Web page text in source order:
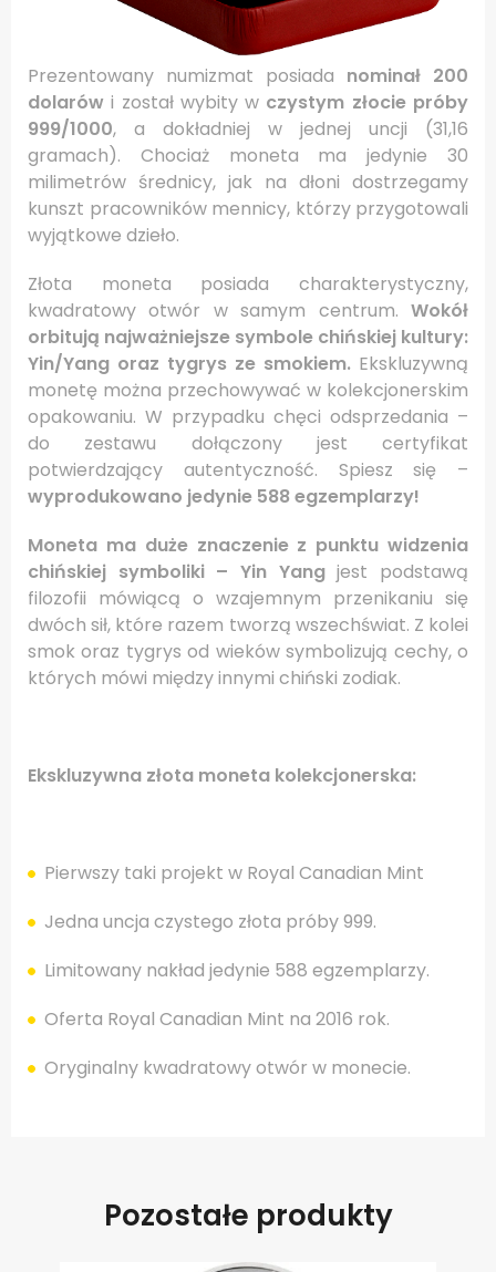
Prezentowany numizmat posiada nominał 200
dolarów i został wybity w czystym złocie próby
999/1000, a dokładniej w jednej uncji (31,16
gramach). Chociaż moneta ma jedynie 30
milimetrów średnicy, jak na dłoni dostrzegamy
kunszt pracowników mennicy, którzy przygotowali
wyjątkowe dzieło.
Złota moneta posiada charakterystyczny,
kwadratowy otwór w samym centrum. Wokół
orbitują najważniejsze symbole chińskiej kultury:
Yin/Yang oraz tygrys ze smokiem. Ekskluzywną
monetę można przechowywać w kolekcjonerskim
opakowaniu. W przypadku chęci odsprzedania –
do zestawu dołączony jest certyfikat
potwierdzający autentyczność. Spiesz się –
wyprodukowano jedynie 588 egzemplarzy!
Moneta ma duże znaczenie z punktu widzenia
chińskiej symboliki – Yin Yangjest podstawą
filozofii mówiącą o wzajemnym przenikaniu się
dwóch sił, które razem tworzą wszechświat. Z kolei
smok oraz tygrys od wieków symbolizują cechy, o
których mówi między innymi chiński zodiak.
Ekskluzywna złota moneta kolekcjonerska:
Pierwszy taki projekt w Royal Canadian Mint
Jedna uncja czystego złota próby 999.
Limitowany nakład jedynie 588 egzemplarzy.
Oferta Royal Canadian Mint na 2016 rok.
Oryginalny kwadratowy otwór w monecie.
Pozostałe produkty